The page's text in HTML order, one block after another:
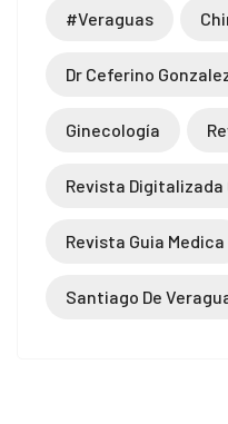
#veraguas
Dr Ceferino
Ginecología
Revista Digitalizada
Revista Guia Medica
Santiago De